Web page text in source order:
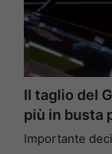
Il taglio del
più in busta
Importante